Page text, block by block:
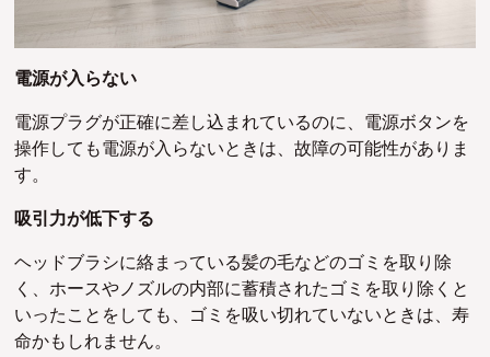
電源が入らない
電源プラグが正確に差し込まれているのに、電源ボタンを
操作しても電源が入らないときは、故障の可能性がありま
す。
吸引力が低下する
ヘッドブラシに絡まっている髪の毛などのゴミを取り除
く、ホースやノズルの内部に蓄積されたゴミを取り除くと
いったことをしても、ゴミを吸い切れていないときは、寿
命かもしれません。